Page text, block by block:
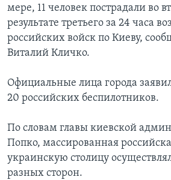
мере, 11 человек пострадали во
результате третьего за 24 часа
российских войск по Киеву,
Виталий Кличко.
Официальные лица города
20 российских беспилотников.
По словам главы киевской
Попко, массированная
украинскую столицу
разных сторон.